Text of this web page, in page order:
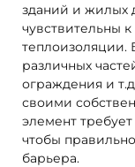
Вашему
варианты
Точное
прекрасный
бесплатной
больше!
зданий и жилых
чувствительны
теплоизоляции.
различных
ограждения и
своими
элемент
чтобы
барьера.